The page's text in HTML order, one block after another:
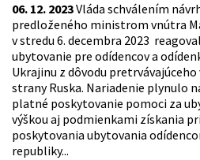
06. 12. 2023Vláda schválením
predloženého ministrom vnútra
v stredu 6. decembra 2023
ubytovanie pre odídencov a
Ukrajinu z dôvodu
strany Ruska. Nariadenie plynulo
platné poskytovanie pomoci za
výškou aj podmienkami získania
poskytovania ubytovania
republiky...